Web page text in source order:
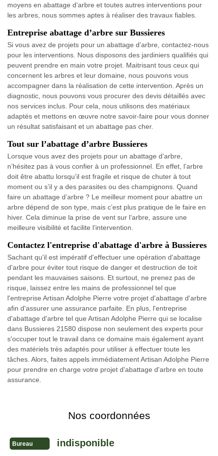
moyens en abattage d’arbre et toutes autres interventions pour
les arbres, nous sommes aptes à réaliser des travaux fiables.
Entreprise abattage d’arbre sur Bussieres
Si vous avez de projets pour un abattage d’arbre, contactez-nous
pour les interventions. Nous disposons des jardiniers qualifiés qui
peuvent prendre en main votre projet. Maitrisant tous ceux qui
concernent les arbres et leur domaine, nous pouvons vous
accompagner dans la réalisation de cette intervention. Après un
diagnostic, nous pouvons vous procurer des devis détaillés avec
nos services inclus. Pour cela, nous utilisons des matériaux
adaptés et mettons en œuvre notre savoir-faire pour vous donner
un résultat satisfaisant et un abattage pas cher.
Tout sur l’abattage d’arbre Bussieres
Lorsque vous avez des projets pour un abattage d’arbre,
n’hésitez pas à vous confier à un professionnel. En effet, l’arbre
doit être abattu lorsqu’il est fragile et risque de chuter à tout
moment ou s’il y a des parasites ou des champignons. Quand
faire un abattage d’arbre ? Le meilleur moment pour abattre un
arbre dépend de son type, mais c’est plus pratique de le faire en
hiver. Cela diminue la prise de vent sur l’arbre, assure une
meilleure visibilité et facilite l’intervention.
Contactez l'entreprise d'abattage d'arbre à Bussieres
Sachant qu'il est impératif d'effectuer une opération d'abattage
d'arbre pour éviter tout risque de danger et destruction de toit
pendant les mauvaises saisons. Et surtout, ne prenez pas de
risque, laissez entre les mains de professionnel tel que
l'entreprise Artisan Adolphe Pierre votre projet d'abattage d'arbre
afin d'assurer une assurance parfaite. En plus, l'entreprise
d'abattage d'arbre tel que Artisan Adolphe Pierre qui se localise
dans Bussieres 21580 dispose non seulement des experts pour
s'occuper tout le travail dans ce domaine mais également ayant
des matériels très adaptés pour utiliser à effectuer toute les
tâches. Alors, faites appels immédiatement Artisan Adolphe Pierre
pour prendre en charge votre projet d'abattage d'arbre en toute
assurance.
Nos coordonnées
Bureau indisponible